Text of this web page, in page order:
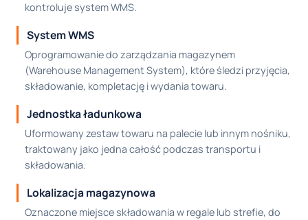
kontroluje system WMS.
System WMS
Oprogramowanie do zarządzania magazynem
(Warehouse Management System), które śledzi przyjęcia,
składowanie, kompletację i wydania towaru.
Jednostka ładunkowa
Uformowany zestaw towaru na palecie lub innym nośniku,
traktowany jako jedna całość podczas transportu i
składowania.
Lokalizacja magazynowa
Oznaczone miejsce składowania w regale lub strefie, do